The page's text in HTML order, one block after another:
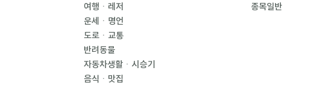
여행ㆍ레저
운세ㆍ명언
도로ㆍ교통
반려동물
자동차생활ㆍ시승기
음식ㆍ맛집
종목일반